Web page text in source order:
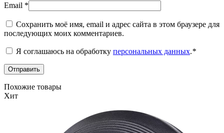
Email *
Сохранить моё имя, email и адрес сайта в этом браузере для
последующих моих комментариев.
Я соглашаюсь на обработку персональных данных.*
Похожие товары
Хит